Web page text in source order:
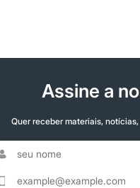
Assine a
Quer receber materiais,